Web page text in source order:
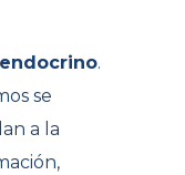
.
se
a la